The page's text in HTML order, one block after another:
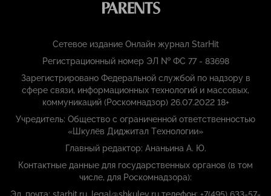
Сетевое издание Онлайн журнал StarHit
Регистрационный номер ЭЛ № ФС 77 - 83698
Зарегистрировано Федеральной службой по надзору в
сфере связи, информационных технологий и массовых,
коммуникаций (Роскомнадзор) 26.07.2022 18+
Учредитель: Общество с ограниченной ответственностью
«Шкулёв Диджитал Технологии»
Главный редактор: Ананьина А. Ю.
Контактные данные для государственных органов (в том
числе, для Роскомнадзора):